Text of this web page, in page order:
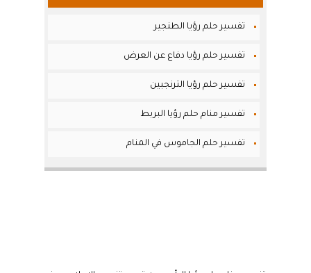
تفسير حلم رؤيا الطنجير
تفسير حلم رؤيا دفاع عن العرض
تفسير حلم رؤيا الترنجبين
تفسير منام حلم رؤيا البربط
تفسير حلم الجاموس في المنام